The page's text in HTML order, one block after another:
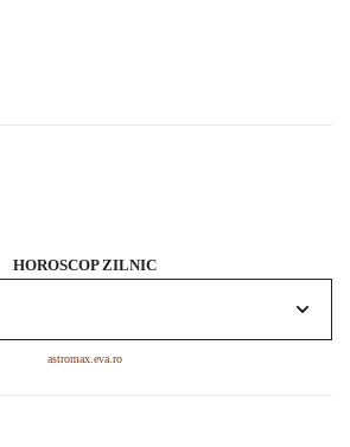
HOROSCOP ZILNIC
astromax.eva.ro